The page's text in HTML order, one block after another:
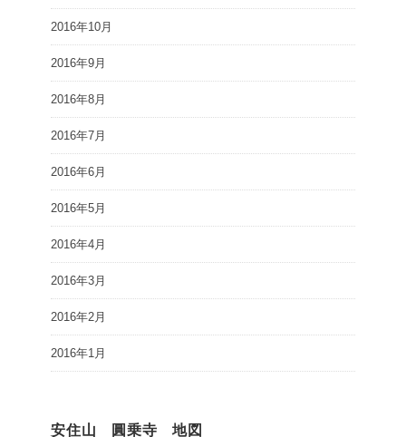
2016年10月
2016年9月
2016年8月
2016年7月
2016年6月
2016年5月
2016年4月
2016年3月
2016年2月
2016年1月
安住山 圓乗寺 地図